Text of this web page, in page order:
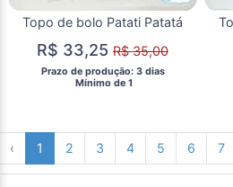
Topo de bolo Patati Patatá
R$ 33,25 R$ 35,00
Prazo de produção: 3 dias
  Mínimo de 1
‹ 1 2 3 4 5 6 7